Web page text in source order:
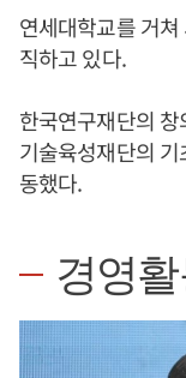
연세대학교를 거
직하고 있다.
한국연구재단의
기술육성재단의
동했다.
경영